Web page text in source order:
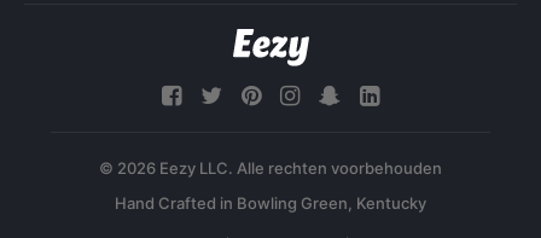
© 2026 Eezy LLC. Alle rechten voorbehouden